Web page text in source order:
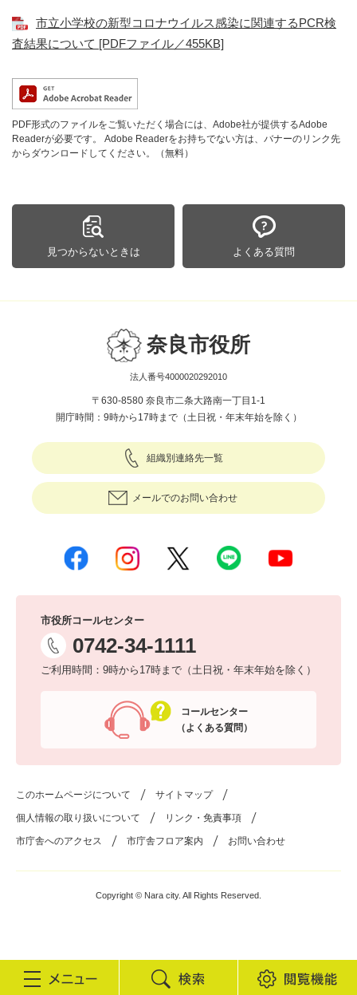
市立小学校の新型コロナウイルス感染に関連するPCR検
査結果について [PDFファイル／455KB]
PDF形式のファイルをご覧いただく場合には、Adobe社が提供するAdobe
Readerが必要です。
Adobe Readerをお持ちでない方は、バナーのリンク先
からダウンロードしてください。（無料）
見つからないときは よくある質問
奈良市役所
法人番号4000020292010
〒630-8580 奈良市二条大路南一丁目1-1
開庁時間：9時から17時まで（土日祝・年末年始を除く）
組織別連絡先一覧
メールでのお問い合わせ
市役所コールセンター
0742-34-1111
ご利用時間：9時から17時まで（土日祝・年末年始を除く）
コールセンター
（よくある質問）
このホームページについて サイトマップ
個人情報の取り扱いについて リンク・免責事項
市庁舎へのアクセス 市庁舎フロア案内 お問い合わせ
Copyright © Nara city. All Rights Reserved.